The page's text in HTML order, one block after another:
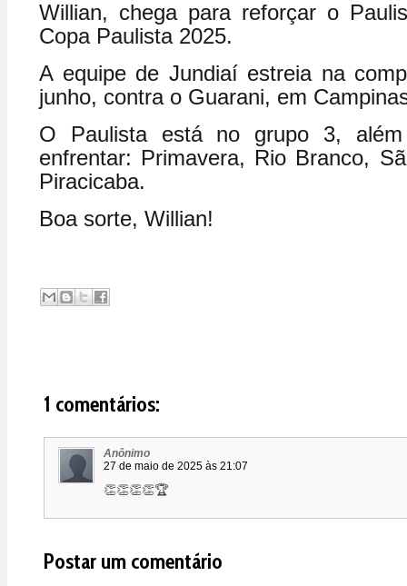
Willian, chega para reforçar o
Copa Paulista 2025.
A equipe de Jundiaí estreia na
junho, contra o Guarani, em
O Paulista está no grupo 3,
enfrentar: Primavera, Rio Branco,
Piracicaba.
Boa sorte, Willian!
1 comentários:
Anônimo
27 de maio de 2025 às 21:07
👏👏👏👏🏆
Postar um comentário